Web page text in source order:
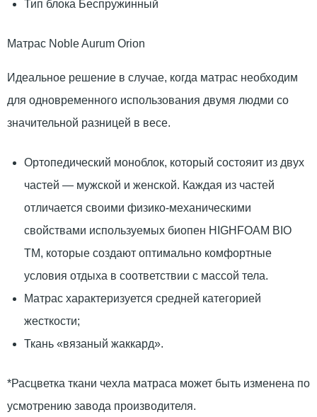
Тип блока Беспружинный
Матрас Noble Aurum Orion
Идеальное решение в случае, когда матрас необходим
для одновременного использования двумя людми со
значительной разницей в весе.
Ортопедический моноблок, который состояит из двух
частей — мужской и женской. Каждая из частей
отличается своими физико-механическими
свойствами используемых биопен HIGHFOAM BIO
TM, которые создают оптимально комфортные
условия отдыха в соответствии с массой тела.
Матрас характеризуется средней категорией
жесткости;
Ткань «вязаный жаккард».
*Расцветка ткани чехла матраса может быть изменена по
усмотрению завода производителя.